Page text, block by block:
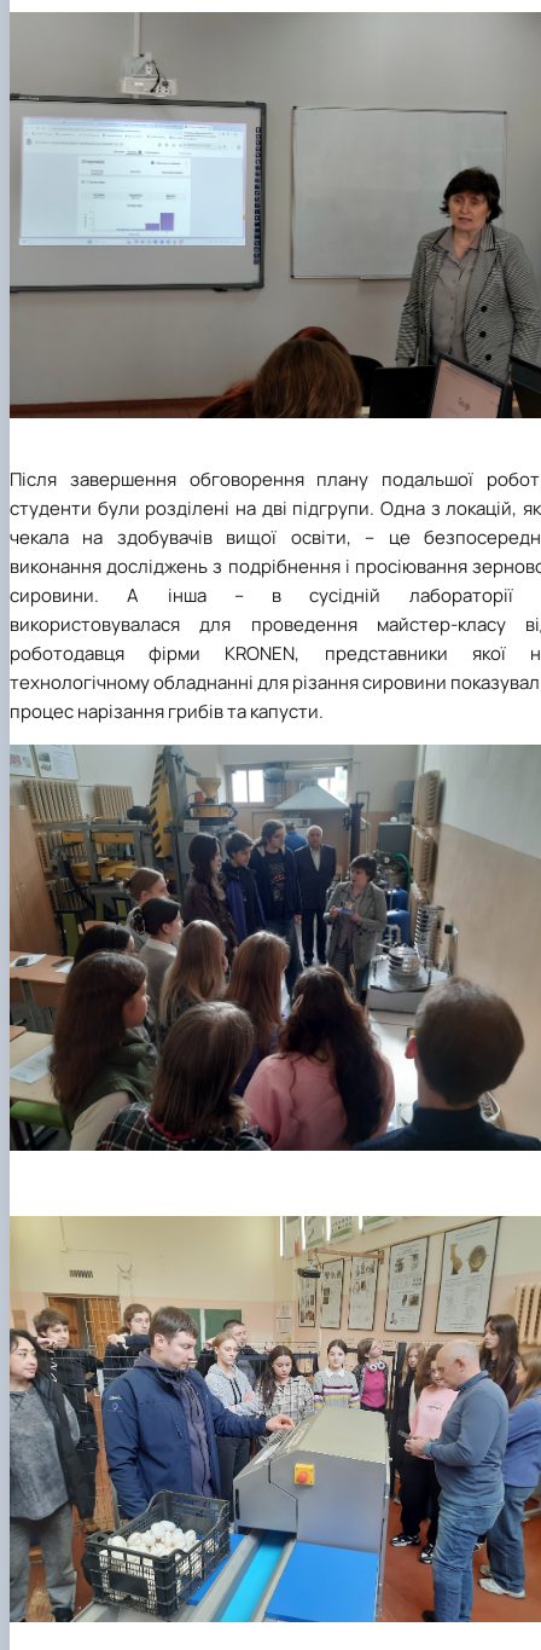
Після завершення обговорення плану подальшої
студенти були розділені на дві підгрупи. Одна з локацій,
чекала на здобувачів вищої освіти, – це
виконання досліджень з подрібнення і просіювання
сировини. А інша – в сусідній лабораторії
використовувалася для проведення майстер-класу
роботодавця фірми KRONEN, представники якої
технологічному обладнанні для різання сировини
процес нарізання грибів та капусти.